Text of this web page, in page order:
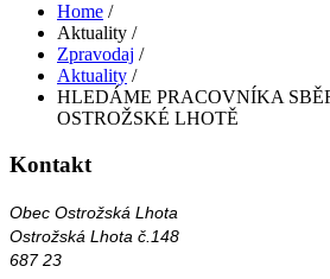
Home /
Aktuality /
Zpravodaj /
Aktuality /
HLEDÁME PRACOVNÍKA
OSTROŽSKÉ LHOTĚ
Kontakt
Obec Ostrožská Lhota
Ostrožská Lhota č.148
687 23